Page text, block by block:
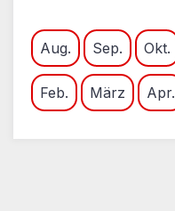
Aug. Sep. Okt.
Feb. März Apr.